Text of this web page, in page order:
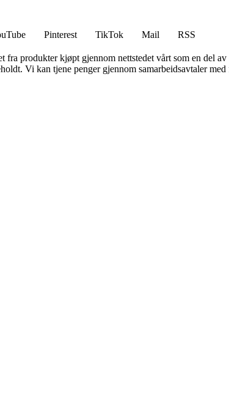
Pinterest TikTok Mail
RSS
produkter kjøpt gjennom nettstedet vårt som en del
Vi kan tjene penger gjennom samarbeidsavtaler